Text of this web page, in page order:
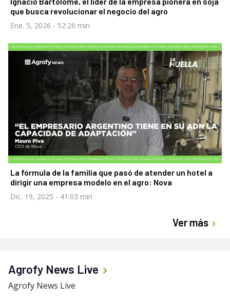
que busca revolucionar el negocio del agro
Ene. 5, 2026 - 52:26 min
La fórmula de la familia que pasó de atender un hotel a
dirigir una empresa modelo en el agro: Nova
Dic. 19, 2025 - 41:03 min
Ver más
Agrofy News Live
Agrofy News Live